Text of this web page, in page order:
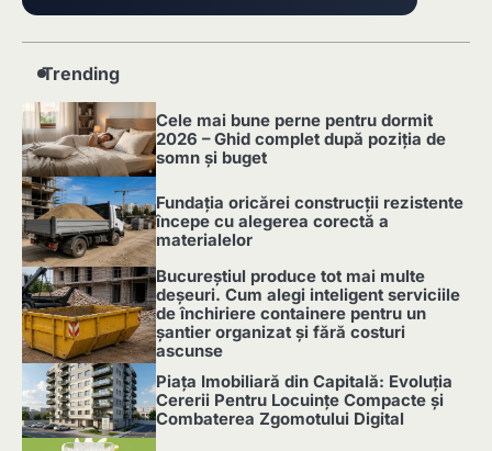
Trending
1
Cele mai bune perne pentru dormit
2026 – Ghid complet după poziția de
somn și buget
2
Fundația oricărei construcții rezistente
începe cu alegerea corectă a
materialelor
3
Bucureștiul produce tot mai multe
deșeuri. Cum alegi inteligent serviciile
de închiriere containere pentru un
șantier organizat și fără costuri
ascunse
4
Piața Imobiliară din Capitală: Evoluția
Cererii Pentru Locuințe Compacte și
Combaterea Zgomotului Digital